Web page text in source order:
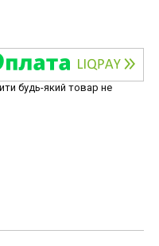
будь-який товар не